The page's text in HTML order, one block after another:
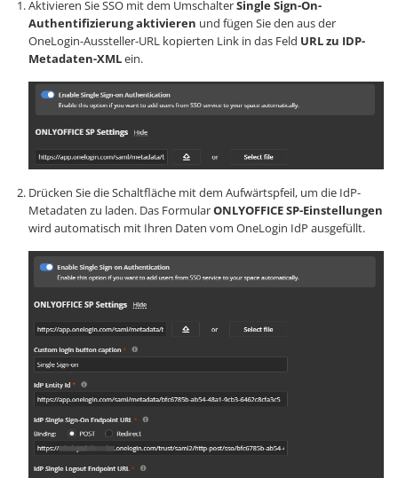
Aktivieren Sie SSO mit dem UmschalterSingle Sign-On-
Authentifizierung aktivieren und fügen Sie den aus der
OneLogin-Aussteller-URL kopierten Link in das Feld URL zu IDP-
Metadaten-XMLein.
Drücken Sie die Schaltfläche mit dem Aufwärtspfeil, um die IdP-
Metadaten zu laden. Das FormularONLYOFFICE SP-Einstellungen
wird automatisch mit Ihren Daten vom OneLogin IdP ausgefüllt.